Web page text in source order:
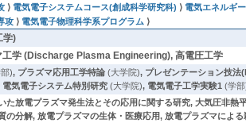
⟩ 電気電子システムコース(創成科学研究科) ⟩ 電気エネルギ
攻 ⟩ 電気電子物理科学系プログラム ⟩
学)
工学 (Discharge Plasma Engineering), 高電圧工学
), プラズマ応用工学特論 (大学院), プレゼンテーション技法
電気電子システム特別研究 (大学院), 電気電子工学実験1 (学
た放電プラズマ発生法とその応用に関する研究, 大気圧非
の分解, 放電プラズマの生体・医療応用, 放電プラズマによる